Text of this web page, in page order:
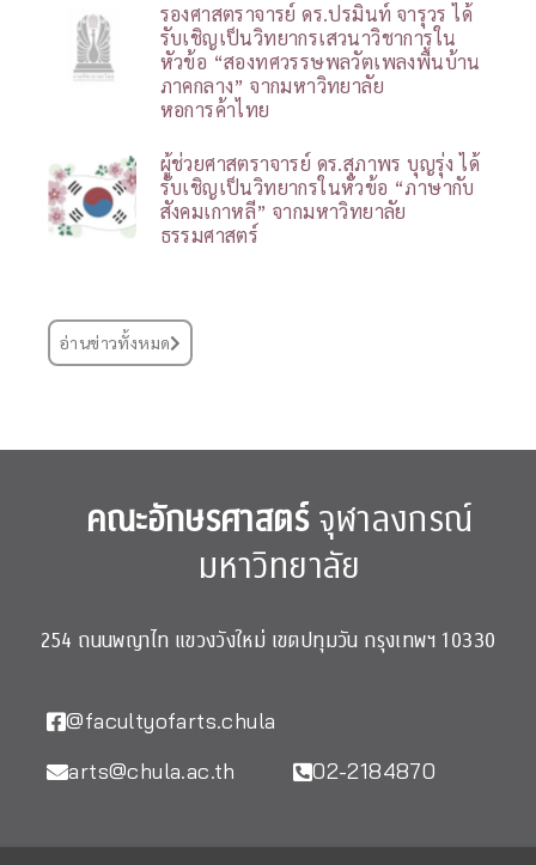
รองศาสตราจารย์ ดร.ปรมินท์ จารุวร ได้
รับเชิญเป็นวิทยากรเสวนาวิชาการใน
หัวข้อ “สองทศวรรษพลวัตเพลงพื้นบ้าน
ภาคกลาง” จากมหาวิทยาลัย
หอการค้าไทย
ผู้ช่วยศาสตราจารย์ ดร.สุภาพร บุญรุ่ง ได้
รับเชิญเป็นวิทยากรในหัวข้อ “ภาษากับ
สังคมเกาหลี” จากมหาวิทยาลัย
ธรรมศาสตร์
อ่านข่าวทั้งหมด
คณะอักษรศาสตร์จุฬาลงกรณ์
มหาวิทยาลัย
254 ถนนพญาไท แขวงวังใหม่ เขตปทุมวัน กรุงเทพฯ 10330
@facultyofarts.chula
arts@chula.ac.th
02-2184870